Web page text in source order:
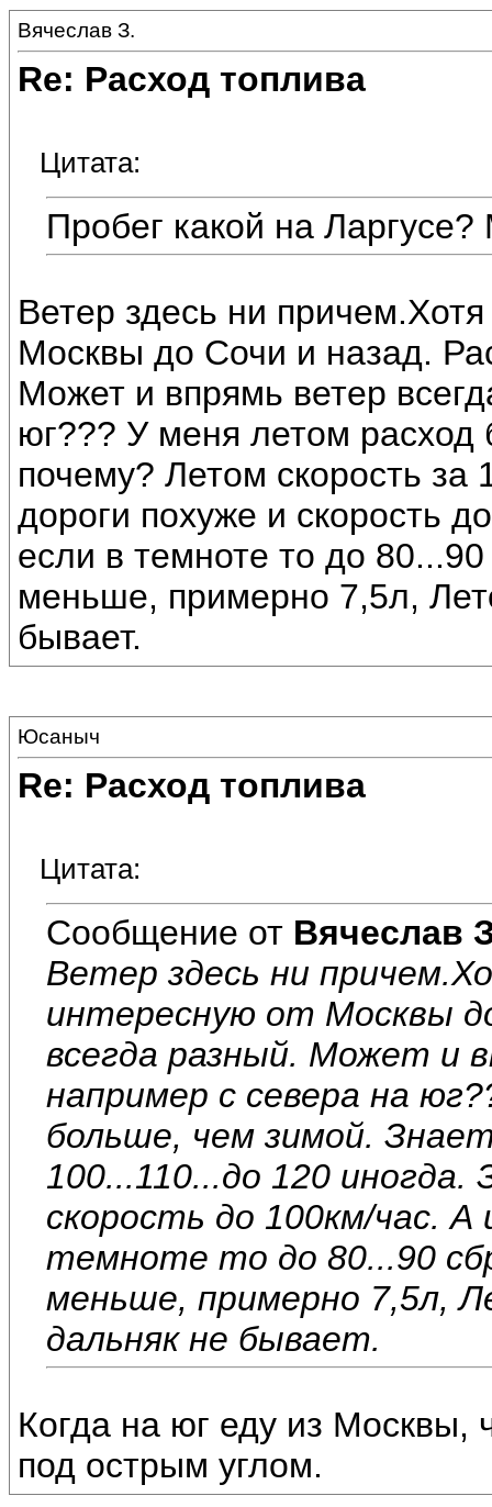
Вячеслав З.
Re: Расход топлива
Цитата:
Пробег какой на
Ветер здесь ни
Москвы до Сочи и назад.
Может и впрямь ветер
юг??? У меня летом
почему? Летом скорость
дороги похуже и скорость
если в темноте то до
меньше, примерно 7,5л,
бывает.
Юсаныч
Re: Расход топлива
Цитата:
Сообщение от Вячеслав
Ветер здесь ни
интересную от Москвы
всегда разный. Может и
например с севера на
больше, чем зимой.
100...110...до 120 иногда.
скорость до 100км/час. А
темноте то до 80...90
меньше, примерно 7,5л,
дальняк не бывает.
Когда на юг еду из Москвы,
под острым углом.